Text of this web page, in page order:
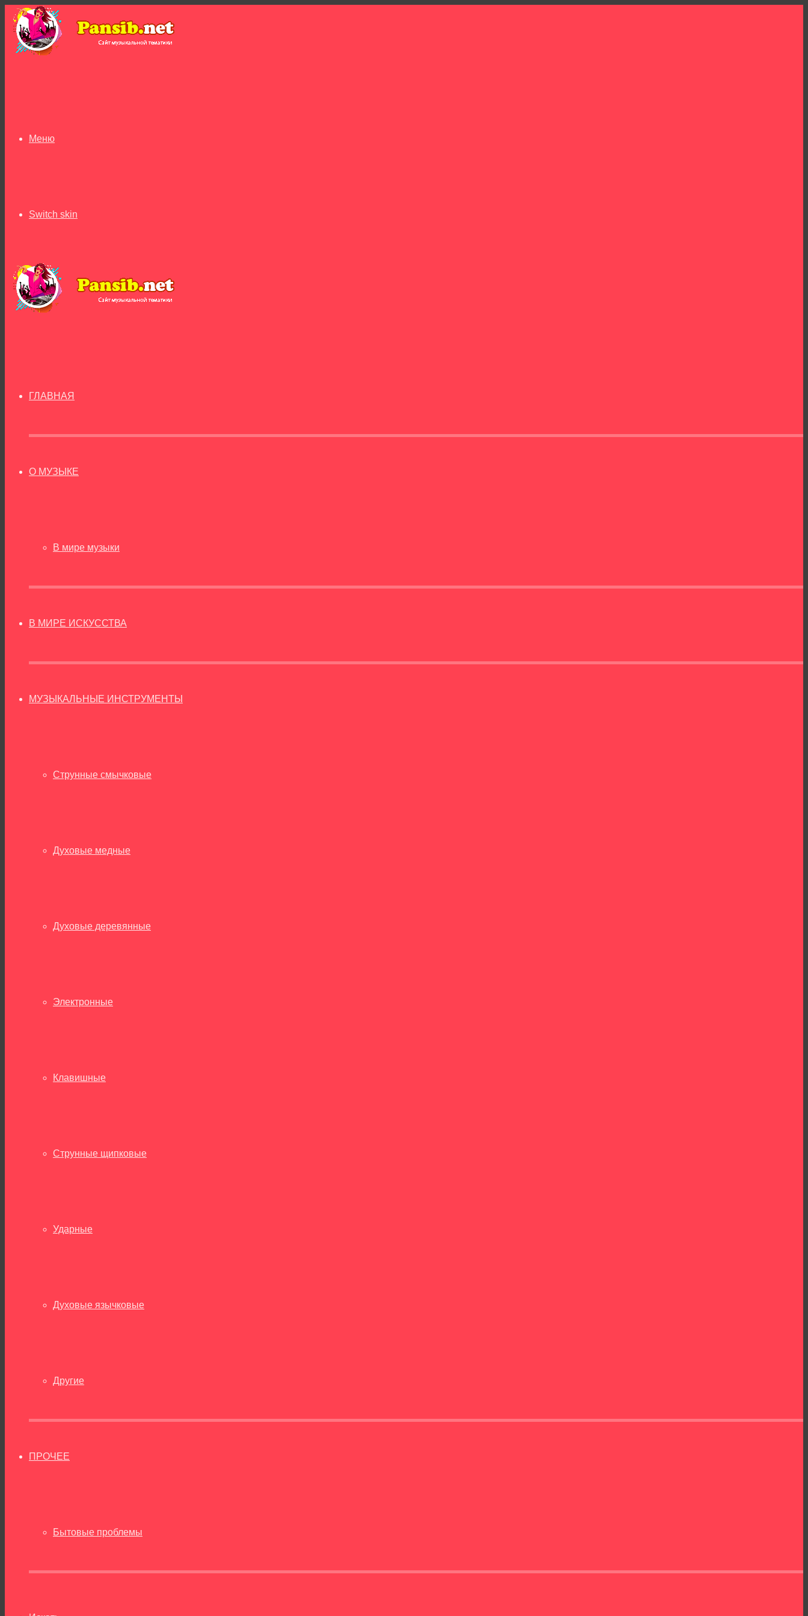
Меню
Switch skin
ГЛАВНАЯ
О МУЗЫКЕ
В мире музыки
В МИРЕ ИСКУССТВА
МУЗЫКАЛЬНЫЕ ИНСТРУМЕНТЫ
Струнные смычковые
Духовые медные
Духовые деревянные
Электронные
Клавишные
Струнные щипковые
Ударные
Духовые язычковые
Другие
ПРОЧЕЕ
Бытовые проблемы